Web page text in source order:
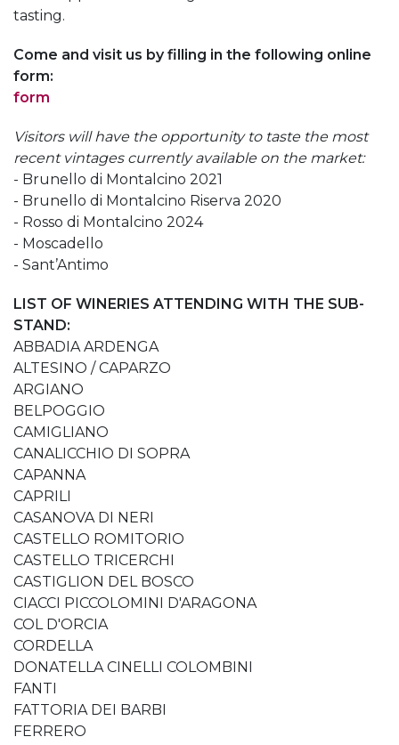
tasting.
Come and visit us by filling in the following online
form:
form
Visitors will have the opportunity to taste the most
recent vintages currently available on the market:
- Brunello di Montalcino 2021
- Brunello di Montalcino Riserva 2020
- Rosso di Montalcino 2024
- Moscadello
- Sant’Antimo
LIST OF WINERIES ATTENDING WITH THE SUB-
STAND:
ABBADIA ARDENGA
ALTESINO / CAPARZO
ARGIANO
BELPOGGIO
CAMIGLIANO
CANALICCHIO DI SOPRA
CAPANNA
CAPRILI
CASANOVA DI NERI
CASTELLO ROMITORIO
CASTELLO TRICERCHI
CASTIGLION DEL BOSCO
CIACCI PICCOLOMINI D'ARAGONA
COL D'ORCIA
CORDELLA
DONATELLA CINELLI COLOMBINI
FANTI
FATTORIA DEI BARBI
FERRERO